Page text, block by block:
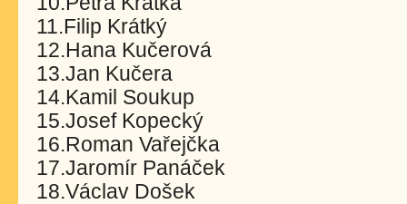
11.Filip Krátký
12.Hana Kučerová
13.Jan Kučera
14.Kamil Soukup
15.Josef Kopecký
16.Roman Vařejčka
17.Jaromír Panáček
18.Václav Došek